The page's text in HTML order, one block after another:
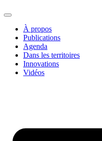
À propos
Publications
Agenda
Dans les territoires
Innovations
Vidéos